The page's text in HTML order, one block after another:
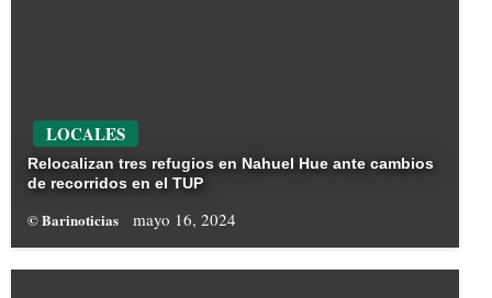
LOCALES
Relocalizan tres refugios en Nahuel Hue ante cambios
de recorridos en el TUP
© Barinoticias mayo 16, 2024